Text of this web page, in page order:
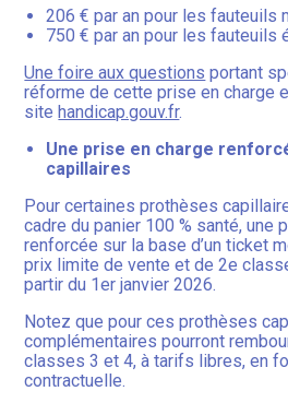
206 € par an pour les fauteuils
750 € par an pour les fauteuils
Une foire aux questions portant
réforme de cette prise en charge
site handicap.gouv.fr.
Une prise en charge
capillaires
Pour certaines prothèses
cadre du panier 100 % santé, une
renforcée sur la base d’un ticket
prix limite de vente et de 2e
partir du 1er janvier 2026.
Notez que pour ces prothèses
complémentaires pourront
classes 3 et 4, à tarifs libres, en
contractuelle.